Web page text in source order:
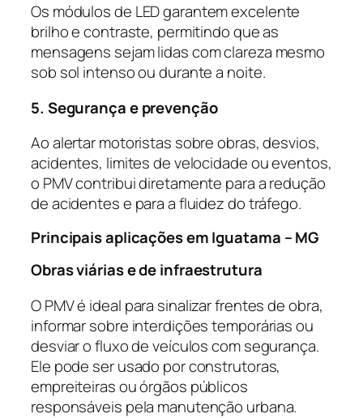
Os módulos de LED garantem excelente
brilho e contraste, permitindo que as
mensagens sejam lidas com clareza mesmo
sob sol intenso ou durante a noite.
5. Segurança e prevenção
Ao alertar motoristas sobre obras, desvios,
acidentes, limites de velocidade ou eventos,
o PMV contribui diretamente para a redução
de acidentes e para a fluidez do tráfego.
Principais aplicações em Iguatama – MG
Obras viárias e de infraestrutura
O PMV é ideal para sinalizar frentes de obra,
informar sobre interdições temporárias ou
desviar o fluxo de veículos com segurança.
Ele pode ser usado por construtoras,
empreiteiras ou órgãos públicos
responsáveis pela manutenção urbana.